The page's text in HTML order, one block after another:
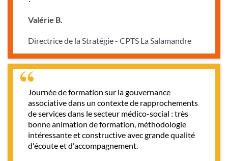
Valérie B.
Directrice de la Stratégie - CPTS La Salamandre
Journée de formation sur la gouvernance
associative dans un contexte de rapprochements
de services dans le secteur médico-social : très
bonne animation de formation, méthodologie
intéressante et constructive avec grande qualité
d'écoute et d'accompagnement.